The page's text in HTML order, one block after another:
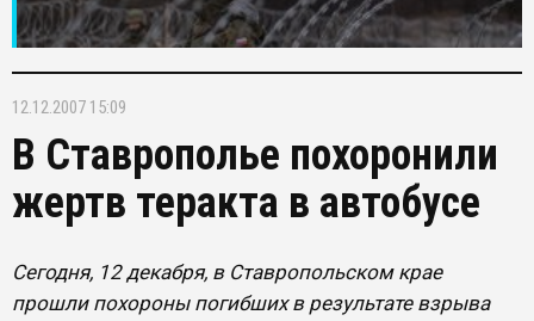
12.12.2007 15:09
В Ставрополье похоронили
жертв теракта в автобусе
Сегодня, 12 декабря, в Ставропольском крае
прошли похороны погибших в результате взрыва